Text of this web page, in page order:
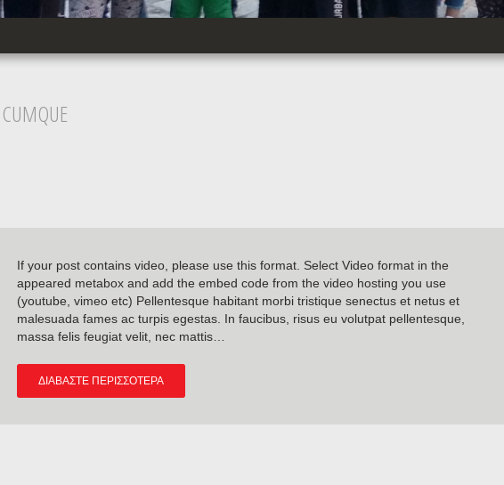
CUMQUE
If your post contains video, please use this format. Select Video format in the
appeared metabox and add the embed code from the video hosting you use
(youtube, vimeo etc) Pellentesque habitant morbi tristique senectus et netus et
malesuada fames ac turpis egestas. In faucibus, risus eu volutpat pellentesque,
massa felis feugiat velit, nec mattis…
ΔΙΑΒΆΣΤΕ ΠΕΡΙΣΣΌΤΕΡΑ